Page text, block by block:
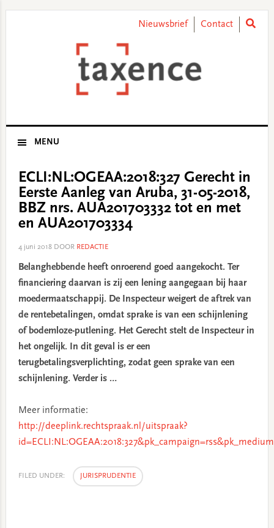
Nieuwsbrief Contact
MENU
ECLI:NL:OGEAA:2018:327 Gerecht in
Eerste Aanleg van Aruba, 31-05-2018,
BBZ nrs. AUA201703332 tot en met
en AUA201703334
4 juni 2018DOOR REDACTIE
Belanghebbende heeft onroerend goed aangekocht. Ter
financiering daarvan is zij een lening aangegaan bij haar
moedermaatschappij. De Inspecteur weigert de aftrek van
de rentebetalingen, omdat sprake is van een schijnlening
of bodemloze-putlening. Het Gerecht stelt de Inspecteur in
het ongelijk. In dit geval is er een
terugbetalingsverplichting, zodat geen sprake van een
schijnlening. Verder is …
Meer informatie:
http://deeplink.rechtspraak.nl/uitspraak?
FILED UNDER: JURISPRUDENTIE